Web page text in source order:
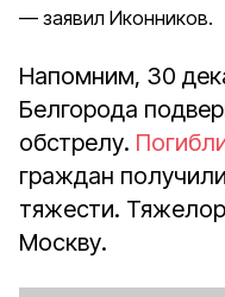
заявил Иконников.
Напомним, 30
Белгорода
обстрелу.
граждан
тяжести.
Москву.